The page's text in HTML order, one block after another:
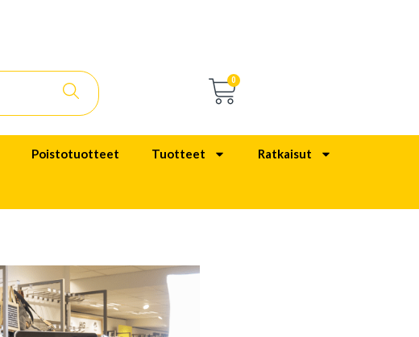
0
Poistotuotteet Tuotteet Ratkaisut